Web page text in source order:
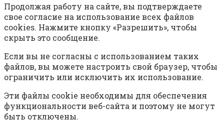
Продолжая работу на сайте, вы подтверждаете
свое согласие на использование всех файлов
cookies. Нажмите кнопку «Разрешить», чтобы
скрыть это сообщение.
Если вы не согласны с использованием таких
файлов, вы можете настроить свой браузер, чтобы
ограничить или исключить их использование.
Эти файлы cookie необходимы для обеспечения
функциональности веб-сайта и поэтому не могут
быть отключены.